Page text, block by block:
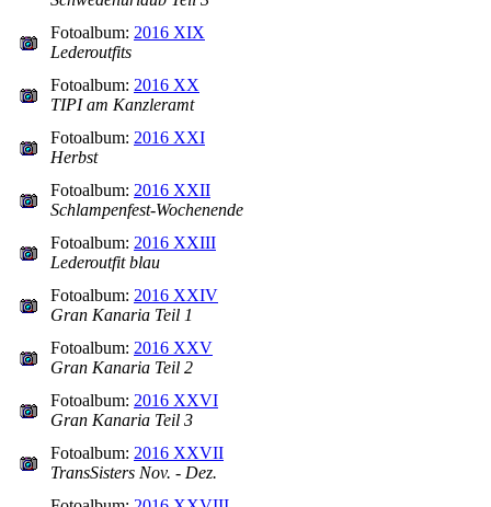
Fotoalbum: 2016 XIX
Lederoutfits
Fotoalbum: 2016 XX
TIPI am Kanzleramt
Fotoalbum: 2016 XXI
Herbst
Fotoalbum: 2016 XXII
Schlampenfest-Wochenende
Fotoalbum: 2016 XXIII
Lederoutfit blau
Fotoalbum: 2016 XXIV
Gran Kanaria Teil 1
Fotoalbum: 2016 XXV
Gran Kanaria Teil 2
Fotoalbum: 2016 XXVI
Gran Kanaria Teil 3
Fotoalbum: 2016 XXVII
TransSisters Nov. - Dez.